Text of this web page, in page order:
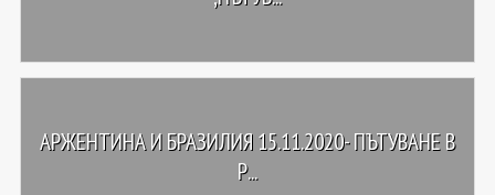
АРЖЕНТИНА И БРАЗИЛИЯ 15.11.2020- ПЪТУВАНЕ В
Р...